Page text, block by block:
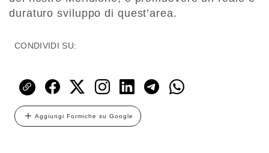
duraturo sviluppo di quest’area.
CONDIVIDI SU:
Aggiungi Formiche su Google